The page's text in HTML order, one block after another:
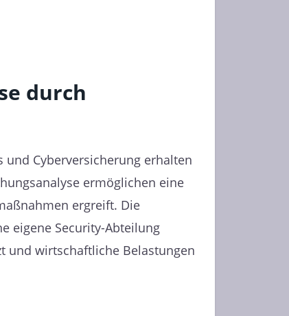
durch
und Cyberversicherung erhalten
ermöglichen eine
ergreift. Die
eigene Security-Abteilung
und wirtschaftliche Belastungen